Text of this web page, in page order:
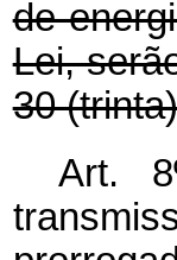
de
Lei,
30
Art.